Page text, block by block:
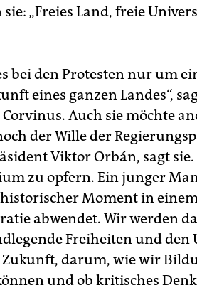
„Freies Land, freie
bei den Protesten nur um
eines ganzen Landes“,
Auch sie möchte
der Wille der
Viktor Orbán, sagt
zu opfern. Ein junger
Moment in
abwendet. Wir werden
Freiheiten und den
darum, wie wir
und ob kritisches